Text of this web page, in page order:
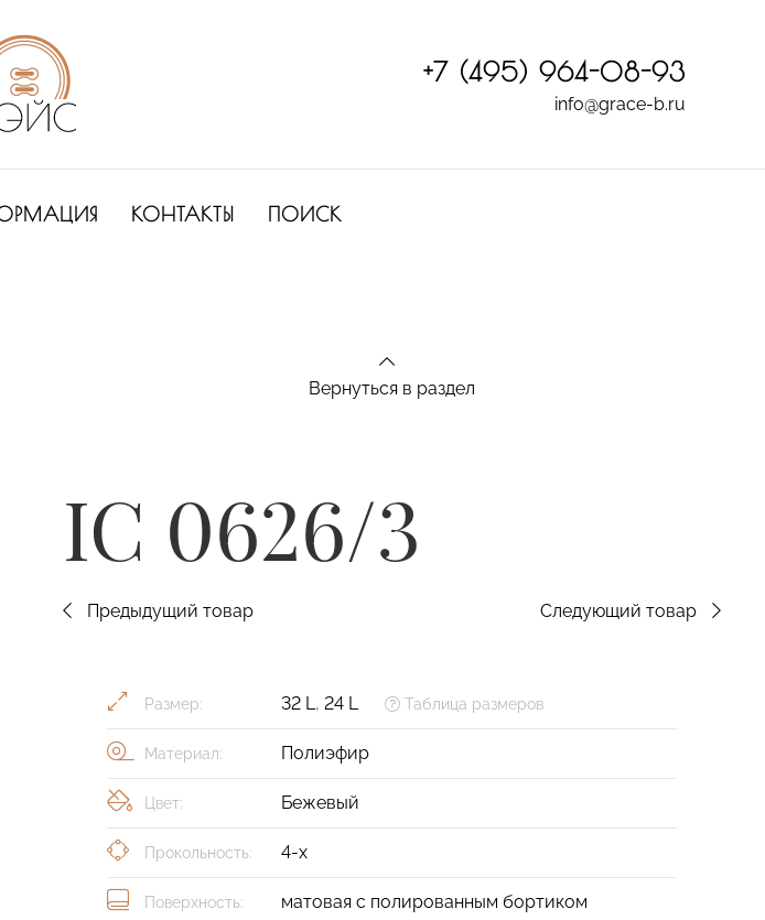
+7 (495) 964-08-93
info@grace-b.ru
КОНТАКТЫ ПОИСК
Вернуться в раздел
IC 0626/3
Предыдущий товар Следующий товар
Размер: 32 L, 24 L Таблица размеров
Материал: Полиэфир
Цвет: Бежевый
Прокольность: 4-х
Поверхность: матовая с полированным бортиком